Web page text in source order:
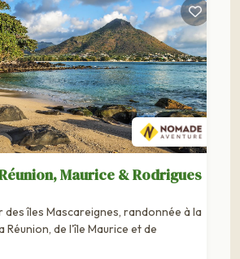
Maurice & Rodrigues
îles Mascareignes, randonnée à la
Réunion, de l'île Maurice et de